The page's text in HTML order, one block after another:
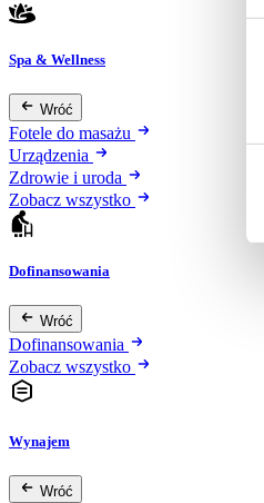
Spa & Wellness
Wróć
Fotele do masażu
Urządzenia
Zdrowie i uroda
Zobacz wszystko
Dofinansowania
Wróć
Dofinansowania
Zobacz wszystko
Wynajem
Wróć